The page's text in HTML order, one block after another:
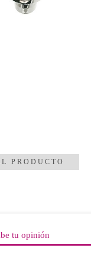
PRODUCTO
tu opinión